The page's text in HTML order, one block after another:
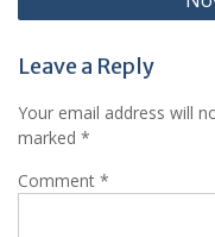
Leave a Reply
Your email address will
marked *
Comment *